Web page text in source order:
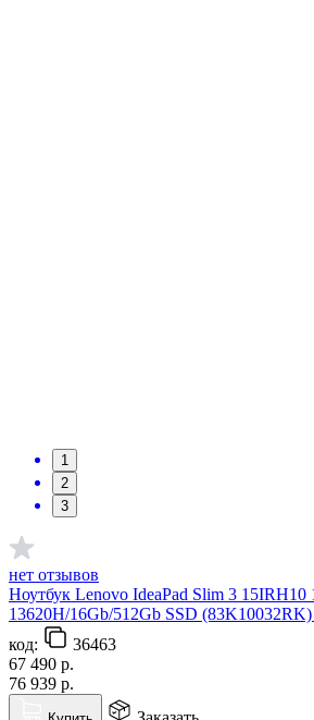
1
2
3
нет отзывов
Ноутбук Lenovo IdeaPad Slim 3
13620H/16Gb/512Gb SSD
код:
36463
67 490 р.
76 939 р.